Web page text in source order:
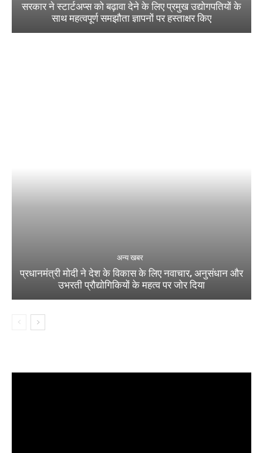
सरकार ने स्टार्टअप्‍स को बढ़ावा देने के लिए प्रमुख उद्योगपतियों के
साथ महत्‍वपूर्ण समझौता ज्ञापनों पर हस्‍ताक्षर किए
अन्य खबर
प्रधानमंत्री मोदी ने देश के विकास के लिए नवाचार, अनुसंधान और
उभरती प्रौद्योगिकियों के महत्व पर जोर दिया